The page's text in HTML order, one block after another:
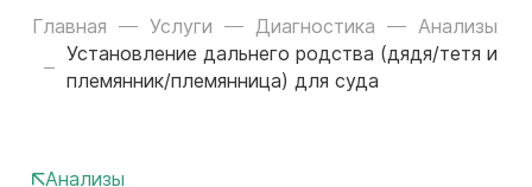
Главная Услуги Диагностика
Анализы
Установление дальнего родства (дядя/тетя и
племянник/племянница) для суда
Анализы